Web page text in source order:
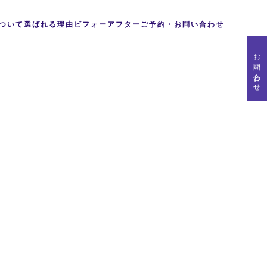
いて選ばれる理由 ビフォーアフター ご予約・お問い合わせ
お問い合わせ